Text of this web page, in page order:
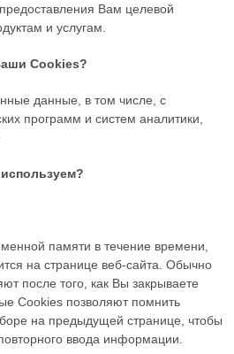
Вам целевой
и услугам.
Cookies?
данные, в том числе, с
программ и систем аналитики,
памяти в течение времени,
на странице веб-сайта. Обычно
после того, как Вы закрываете
Cookies позволяют помнить
на предыдущей странице, чтобы
ввода информации.